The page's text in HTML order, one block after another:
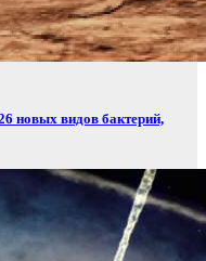
новых видов бактерий,